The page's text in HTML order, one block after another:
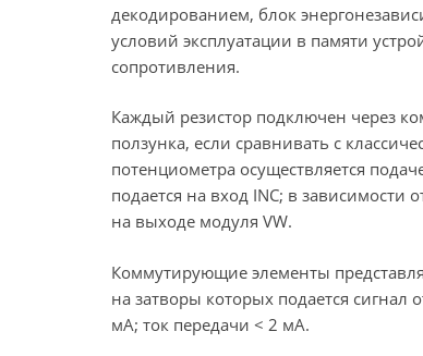
декодированием, блок
условий эксплуатации в памяти
сопротивления.
Каждый резистор подключен через
ползунка, если сравнивать с
потенциометра осуществляется
подается на вход INC; в
на выходе модуля VW.
Коммутирующие элементы
на затворы которых подается
мА; ток передачи < 2 мА.